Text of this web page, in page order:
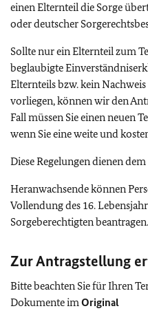
einen Elternteil die Sorge
oder deutscher
Sollte nur ein Elternteil zum
beglaubigte
Elternteils bzw. kein
vorliegen, können wir den
Fall müssen Sie einen neuen
wenn Sie eine weite und
Diese Regelungen dienen
Heranwachsende können
Vollendung des 16.
Sorgeberechtigten beantragen.
Zur Antragstellung
Bitte beachten Sie für Ihren
Dokumente imOriginal